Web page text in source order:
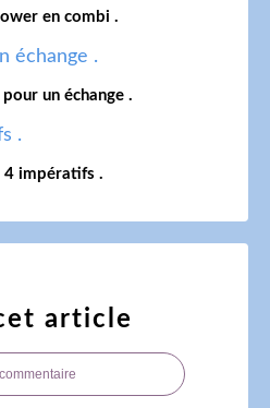
en combi .
un échange .
4 impératifs .
article